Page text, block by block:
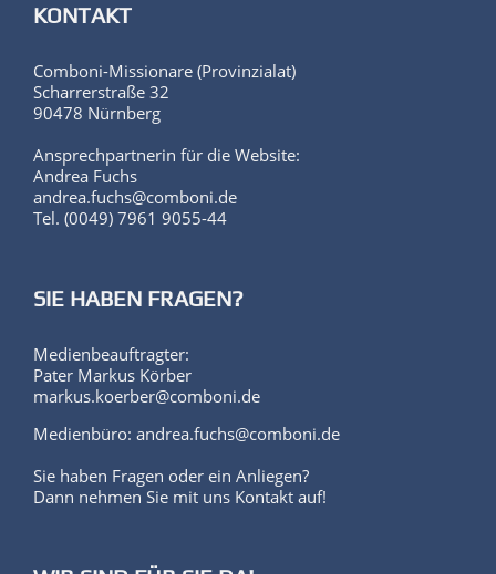
KONTAKT
Comboni-Missionare (Provinzialat)
Scharrerstraße 32
90478 Nürnberg
Ansprechpartnerin für die Website:
Andrea Fuchs
andrea.fuchs@comboni.de
Tel. (0049) 7961 9055-44
SIE HABEN FRAGEN?
Medienbeauftragter:
Pater Markus Körber
markus.koerber@comboni.de
Medienbüro: andrea.fuchs@comboni.de
Sie haben Fragen oder ein Anliegen?
Dann nehmen Sie mit uns Kontakt auf!